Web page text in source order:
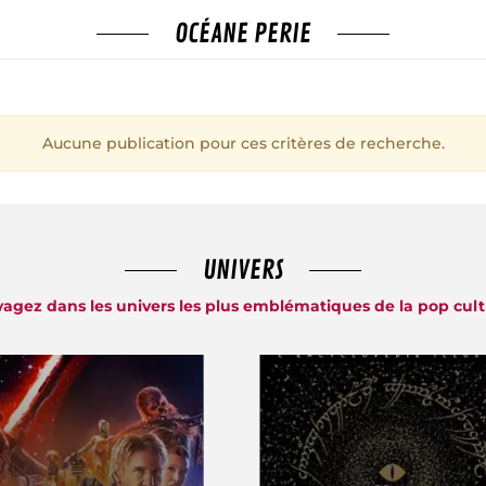
OCÉANE PERIE
Aucune publication pour ces critères de recherche.
UNIVERS
dans les univers les plus emblématiques de la pop